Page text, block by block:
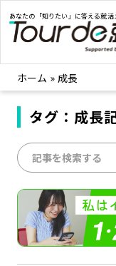
あなたの「知りたい」に答える就活
就活ノウ
企業まる
みんなが知らな
インタツ
インタツアーを
社会人イ
社会人になった
学生就活
ホーム » 成長
タグ：成長